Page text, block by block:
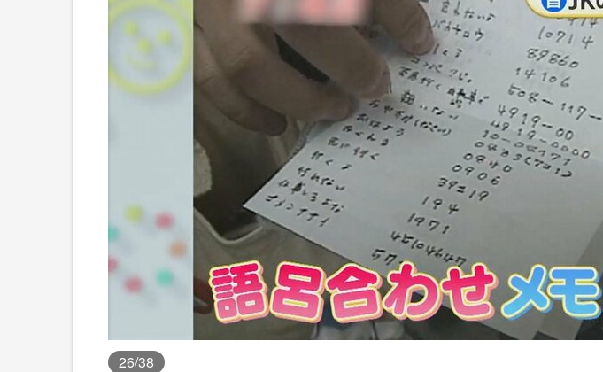
26/38